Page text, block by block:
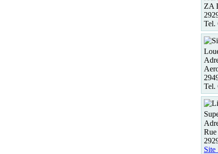
ZA
Tel.
Tel.
Site